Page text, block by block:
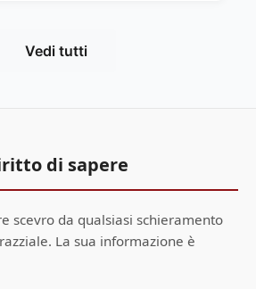
Vedi tutti
di sapere
scevro da qualsiasi schieramento
La sua informazione è